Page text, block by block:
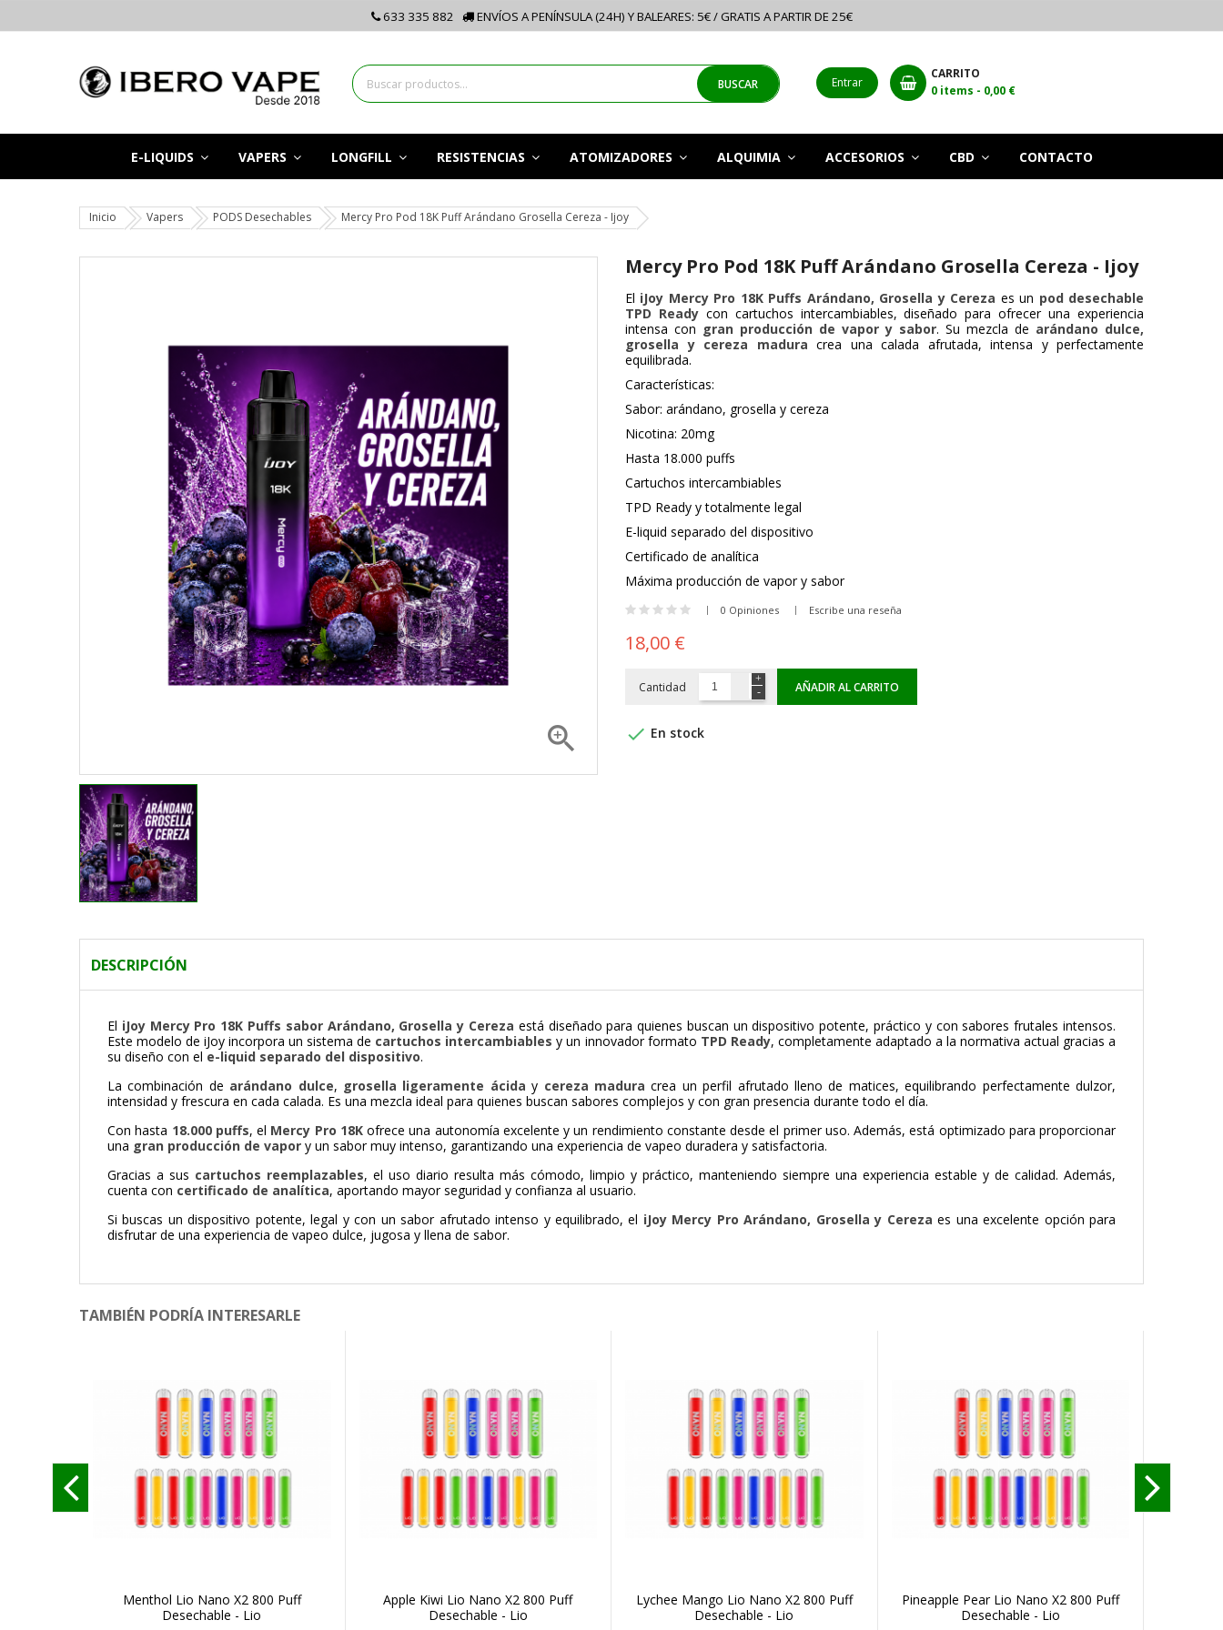
633 335 882 ENVÍOS A PENÍNSULA (24H) Y BALEARES: 5€ / GRATIS A PARTIR DE 25€
BUSCAR Entrar
CARRITO
0 items - 0,00 €
E-LIQUIDS VAPERS LONGFILL RESISTENCIAS ATOMIZADORES ALQUIMIA ACCESORIOS CBD CONTACTO
Inicio Vapers PODS Desechables Mercy Pro Pod 18K Puff Arándano Grosella Cereza - Ijoy

Mercy Pro Pod 18K Puff Arándano Grosella Cereza - Ijoy
El iJoy Mercy Pro 18K Puffs Arándano, Grosella y Cereza es un pod desechable
TPD Readycon cartuchos intercambiables, diseñado para ofrecer una experiencia
intensa con gran producción de vapor y sabor. Su mezcla de arándano dulce,
grosella y cereza madura crea una calada afrutada, intensa y perfectamente
equilibrada.
Características:
Sabor: arándano, grosella y cereza
Nicotina: 20mg
Hasta 18.000 puffs
Cartuchos intercambiables
TPD Ready y totalmente legal
E-liquid separado del dispositivo
Certificado de analítica
Máxima producción de vapor y sabor
0 Opiniones Escribe una reseña
18,00 €
Cantidad AÑADIR AL CARRITO
 En stock
DESCRIPCIÓN
El iJoy Mercy Pro 18K Puffs sabor Arándano, Grosella y Cereza está diseñado para quienes buscan un dispositivo potente, práctico y con sabores frutales intensos.
Este modelo deiJoy incorpora un sistema de cartuchos intercambiables y un innovador formato TPD Ready, completamente adaptado a la normativa actual gracias a
su diseño con el e-liquid separado del dispositivo.
La combinación de arándano dulce, grosella ligeramente ácida y cereza madura crea un perfil afrutado lleno de matices, equilibrando perfectamente dulzor,
intensidad y frescura en cada calada. Es una mezcla ideal para quienes buscan sabores complejos y con gran presencia durante todo el día.
Con hasta 18.000 puffs, el Mercy Pro 18Kofrece una autonomía excelente y un rendimiento constante desde el primer uso. Además, está optimizado para proporcionar
una gran producción de vapor y un sabor muy intenso, garantizando una experiencia de vapeo duradera y satisfactoria.
Gracias a sus cartuchos reemplazables, el uso diario resulta más cómodo, limpio y práctico, manteniendo siempre una experiencia estable y de calidad. Además,
cuenta con certificado de analítica, aportando mayor seguridad y confianza al usuario.
Si buscas un dispositivo potente, legal y con un sabor afrutado intenso y equilibrado, el iJoy Mercy Pro Arándano, Grosella y Cereza es una excelente opción para
disfrutar de una experiencia de vapeo dulce, jugosa y llena de sabor.
TAMBIÉN PODRÍA INTERESARLE
Menthol Lio Nano X2 800 Puff
Desechable - Lio
Apple Kiwi Lio Nano X2 800 Puff
Desechable - Lio
Lychee Mango Lio Nano X2 800 Puff
Desechable - Lio
Pineapple Pear Lio Nano X2 800 Puff
Desechable - Lio